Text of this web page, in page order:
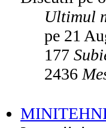
Ultimul
pe 21
177
2436